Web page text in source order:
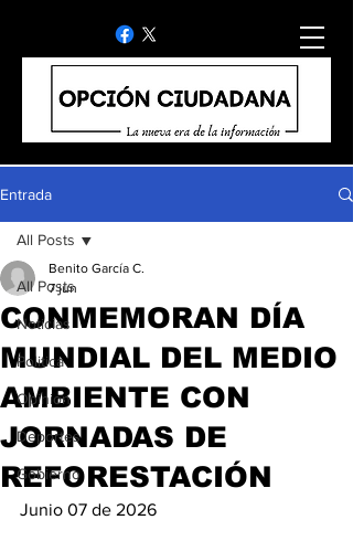
Entrada
All Posts
Noticias
Politica
Opinion
Deportes
Gobierno
All Posts
CONMEMORAN DÍA
MUNDIAL DEL MEDIO
AMBIENTE CON
JORNADAS DE
REFORESTACIÓN
Benito García C.
7 jun
Junio 07 de 2026